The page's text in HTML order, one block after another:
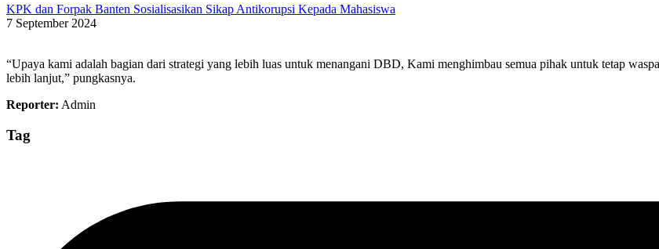
KPK dan Forpak Banten Sosialisasikan Sikap Antikorupsi Kepada Mahasiswa
7 September 2024
“Upaya kami adalah bagian dari strategi yang lebih luas untuk menangani DBD, Kami menghimbau semua pihak untuk tetap
lebih lanjut,” pungkasnya.
Reporter: Admin
Tag